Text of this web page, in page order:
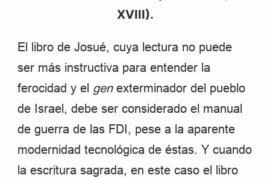
XVIII).
El libro de Josué, cuya lectura no puede
ser más instructiva para entender la
ferocidad y el genexterminador del pueblo
de Israel, debe ser considerado el manual
de guerra de las FDI, pese a la aparente
modernidad tecnológica de éstas. Y cuando
la escritura sagrada, en este caso el libro